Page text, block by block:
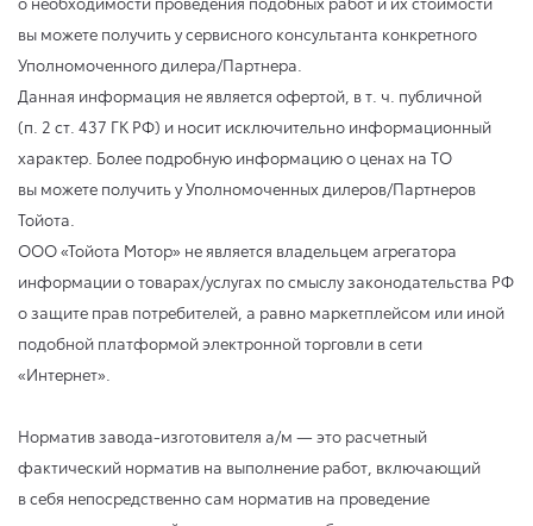
вы можете получить у сервисного консультанта конкретного
Уполномоченного дилера/Партнера.
Данная информация не является офертой, в т. ч. публичной
(п. 2 ст. 437 ГК РФ) и носит исключительно информационный
характер. Более подробную информацию о ценах на ТО
вы можете получить у Уполномоченных дилеров/Партнеров
Тойота.
ООО «Тойота Мотор» не является владельцем агрегатора
информации о товарах/услугах по смыслу законодательства РФ
о защите прав потребителей, а равно маркетплейсом или иной
подобной платформой электронной торговли в сети
«Интернет».
Норматив завода-изготовителя а/м — это расчетный
фактический норматив на выполнение работ, включающий
в себя непосредственно сам норматив на проведение